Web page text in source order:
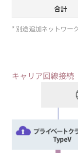
合計
* 別途追加ネットワー
キャリア回線接続